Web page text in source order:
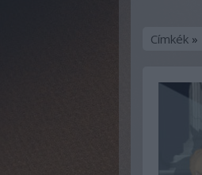
Címkék»